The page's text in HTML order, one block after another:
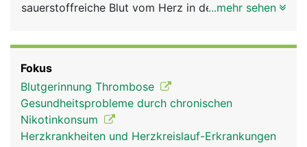
Rubriken
sauerstoffreiche Blut vom Herz in den Körper. Sie
nach hinten und zieht dann durch den Brustkorb
und das Zwerchfell in den Bauchraum. Oberhalb
des Zwerchfells wird sie als Brustaorta, unterhalb
als Bauchaorta bezeichnet. Von ihr gehen wichtige
Blutgefässe ab: die Halsschlagadern zur
...mehr sehen
Fokus
Blutgerinnung Thrombose
Gesundheitsprobleme durch chronischen
Nikotinkonsum
Herzkrankheiten und Herzkreislauf-Erkrankungen